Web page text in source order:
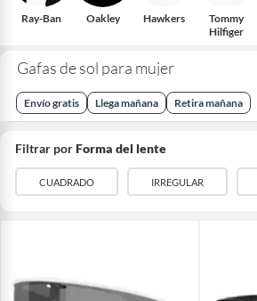
Ray-Ban Oakley Hawkers
Tommy
Hilfiger
Gafas de sol para mujer
Envío gratis Llega mañana Retira mañana
Filtrar porForma del lente
CUADRADO IRREGULAR